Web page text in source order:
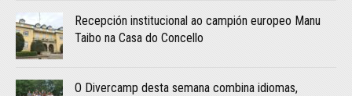
Recepción institucional ao campión europeo Manu
Taibo na Casa do Concello
O Divercamp desta semana combina idiomas,